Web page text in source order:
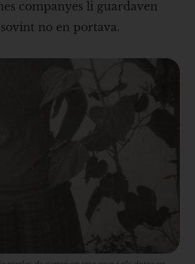
companyes li guardaven
no en portava.